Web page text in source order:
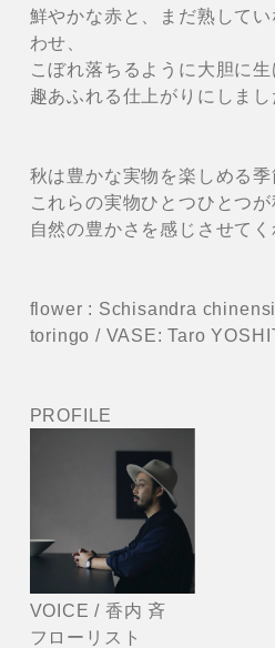
鮮やかな赤と、まだ熟して
わせ、
こぼれ落ちるように大胆に
趣あふれる仕上がりにしまし
秋は豊かな実物を楽しめる季
これらの実物ひとつひとつが
自然の豊かさを感じさせてく
flower : Schisandra
toringo / VASE: Taro
PROFILE
VOICE / 香内 斉
フローリスト